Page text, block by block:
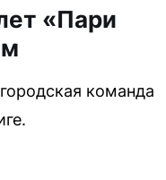
«Пари
команда